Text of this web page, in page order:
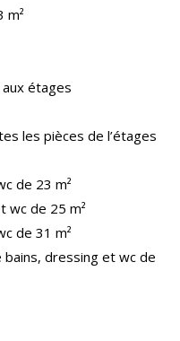
m²
étages
les pièces de l’étages
c de 23 m²
wc de 25 m²
c de 31 m²
bains, dressing et wc de